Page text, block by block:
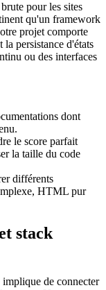
pour les sites
qu'un framework
projet comporte
la persistance d'états
ou des interfaces
dont
le score parfait
la taille du code
différents
HTML pur
stack
de connecter